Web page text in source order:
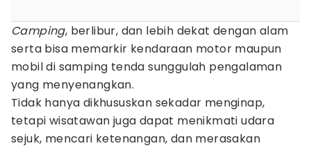
Camping, berlibur, dan lebih dekat dengan alam
serta bisa memarkir kendaraan motor maupun
mobil di samping tenda sunggulah pengalaman
yang menyenangkan.
Tidak hanya dikhususkan sekadar menginap,
tetapi wisatawan juga dapat menikmati udara
sejuk, mencari ketenangan, dan merasakan